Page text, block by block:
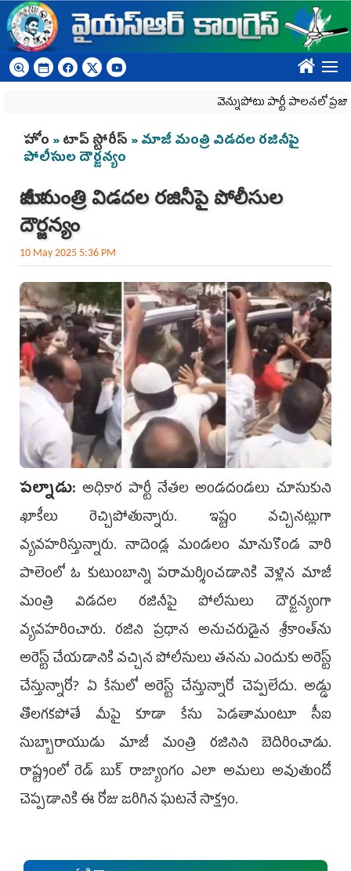
Skip to main content
????
వెన్నుపోటు పార్టీ పాలనలో
You are here
హోం »టాప్ స్టోరీస్ » మాజీ మంత్రి విడ‌ద‌ల ర‌జినీపై
పోలీసుల దౌర్జ‌న్యం
మాజీ మంత్రి విడ‌ద‌ల ర‌జినీపై పోలీసుల
దౌర్జ‌న్యం
10 May 2025 5:36 PM
ప‌ల్నాడు: అధికార పార్టీ నేత‌ల అండ‌దండ‌లు చూసుకుని
ఖాకీలు రెచ్చిపోతున్నారు. ఇష్టం వ‌చ్చిన‌ట్లుగా
వ్య‌వ‌హ‌రిస్తున్నారు. నాదెండ్ల మండ‌లం మానుకొండ వారి
పాలెంలో ఓ కుటుంబాన్ని ప‌రామ‌ర్శించ‌డానికి వెళ్లిన మాజీ
మంత్రి విడద‌ల ర‌జినీపై పోలీసులు దౌర్జ‌న్యంగా
వ్య‌వ‌హ‌రించారు. ర‌జిని ప్ర‌ధాన అనుచ‌రుడైన శ్రీకాంత్‌ను
అరెస్ట్ చేయ‌డానికి వ‌చ్చిన పోలీసులు త‌న‌ను ఎందుకు అరెస్ట్
చేస్తున్నారో? ఏ కేసులో అరెస్ట్ చేస్తున్నారో చెప్ప‌లేదు. అడ్డు
తొల‌గ‌క‌పోతే మీపై కూడా కేసు పెడ‌తామంటూ సీఐ
సుబ్బారాయుడు మాజీ మంత్రి ర‌జినిని బెదిరించాడు.
రాష్ట్రంలో రెడ్ బుక్ రాజ్యాంగం ఎలా అమ‌లు అవుతుందో
చెప్ప‌డానికి ఈ రోజు జ‌రిగిన ఘ‌ట‌నే సాక్ష్యం.